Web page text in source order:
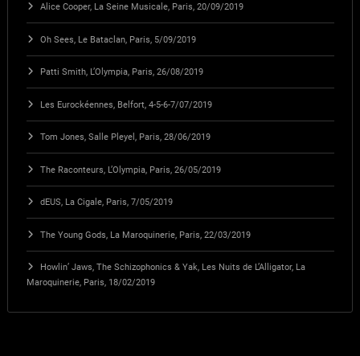
Alice Cooper, La Seine Musicale, Paris, 20/09/2019
Oh Sees, Le Bataclan, Paris, 5/09/2019
Patti Smith, L’Olympia, Paris, 26/08/2019
Les Eurockéennes, Belfort, 4-5-6-7/07/2019
Tom Jones, Salle Pleyel, Paris, 28/06/2019
The Raconteurs, L’Olympia, Paris, 26/05/2019
dEUS, La Cigale, Paris, 7/05/2019
The Young Gods, La Maroquinerie, Paris, 22/03/2019
Howlin’ Jaws, The Schizophonics & Yak, Les Nuits de L’Alligator, La
Maroquinerie, Paris, 18/02/2019